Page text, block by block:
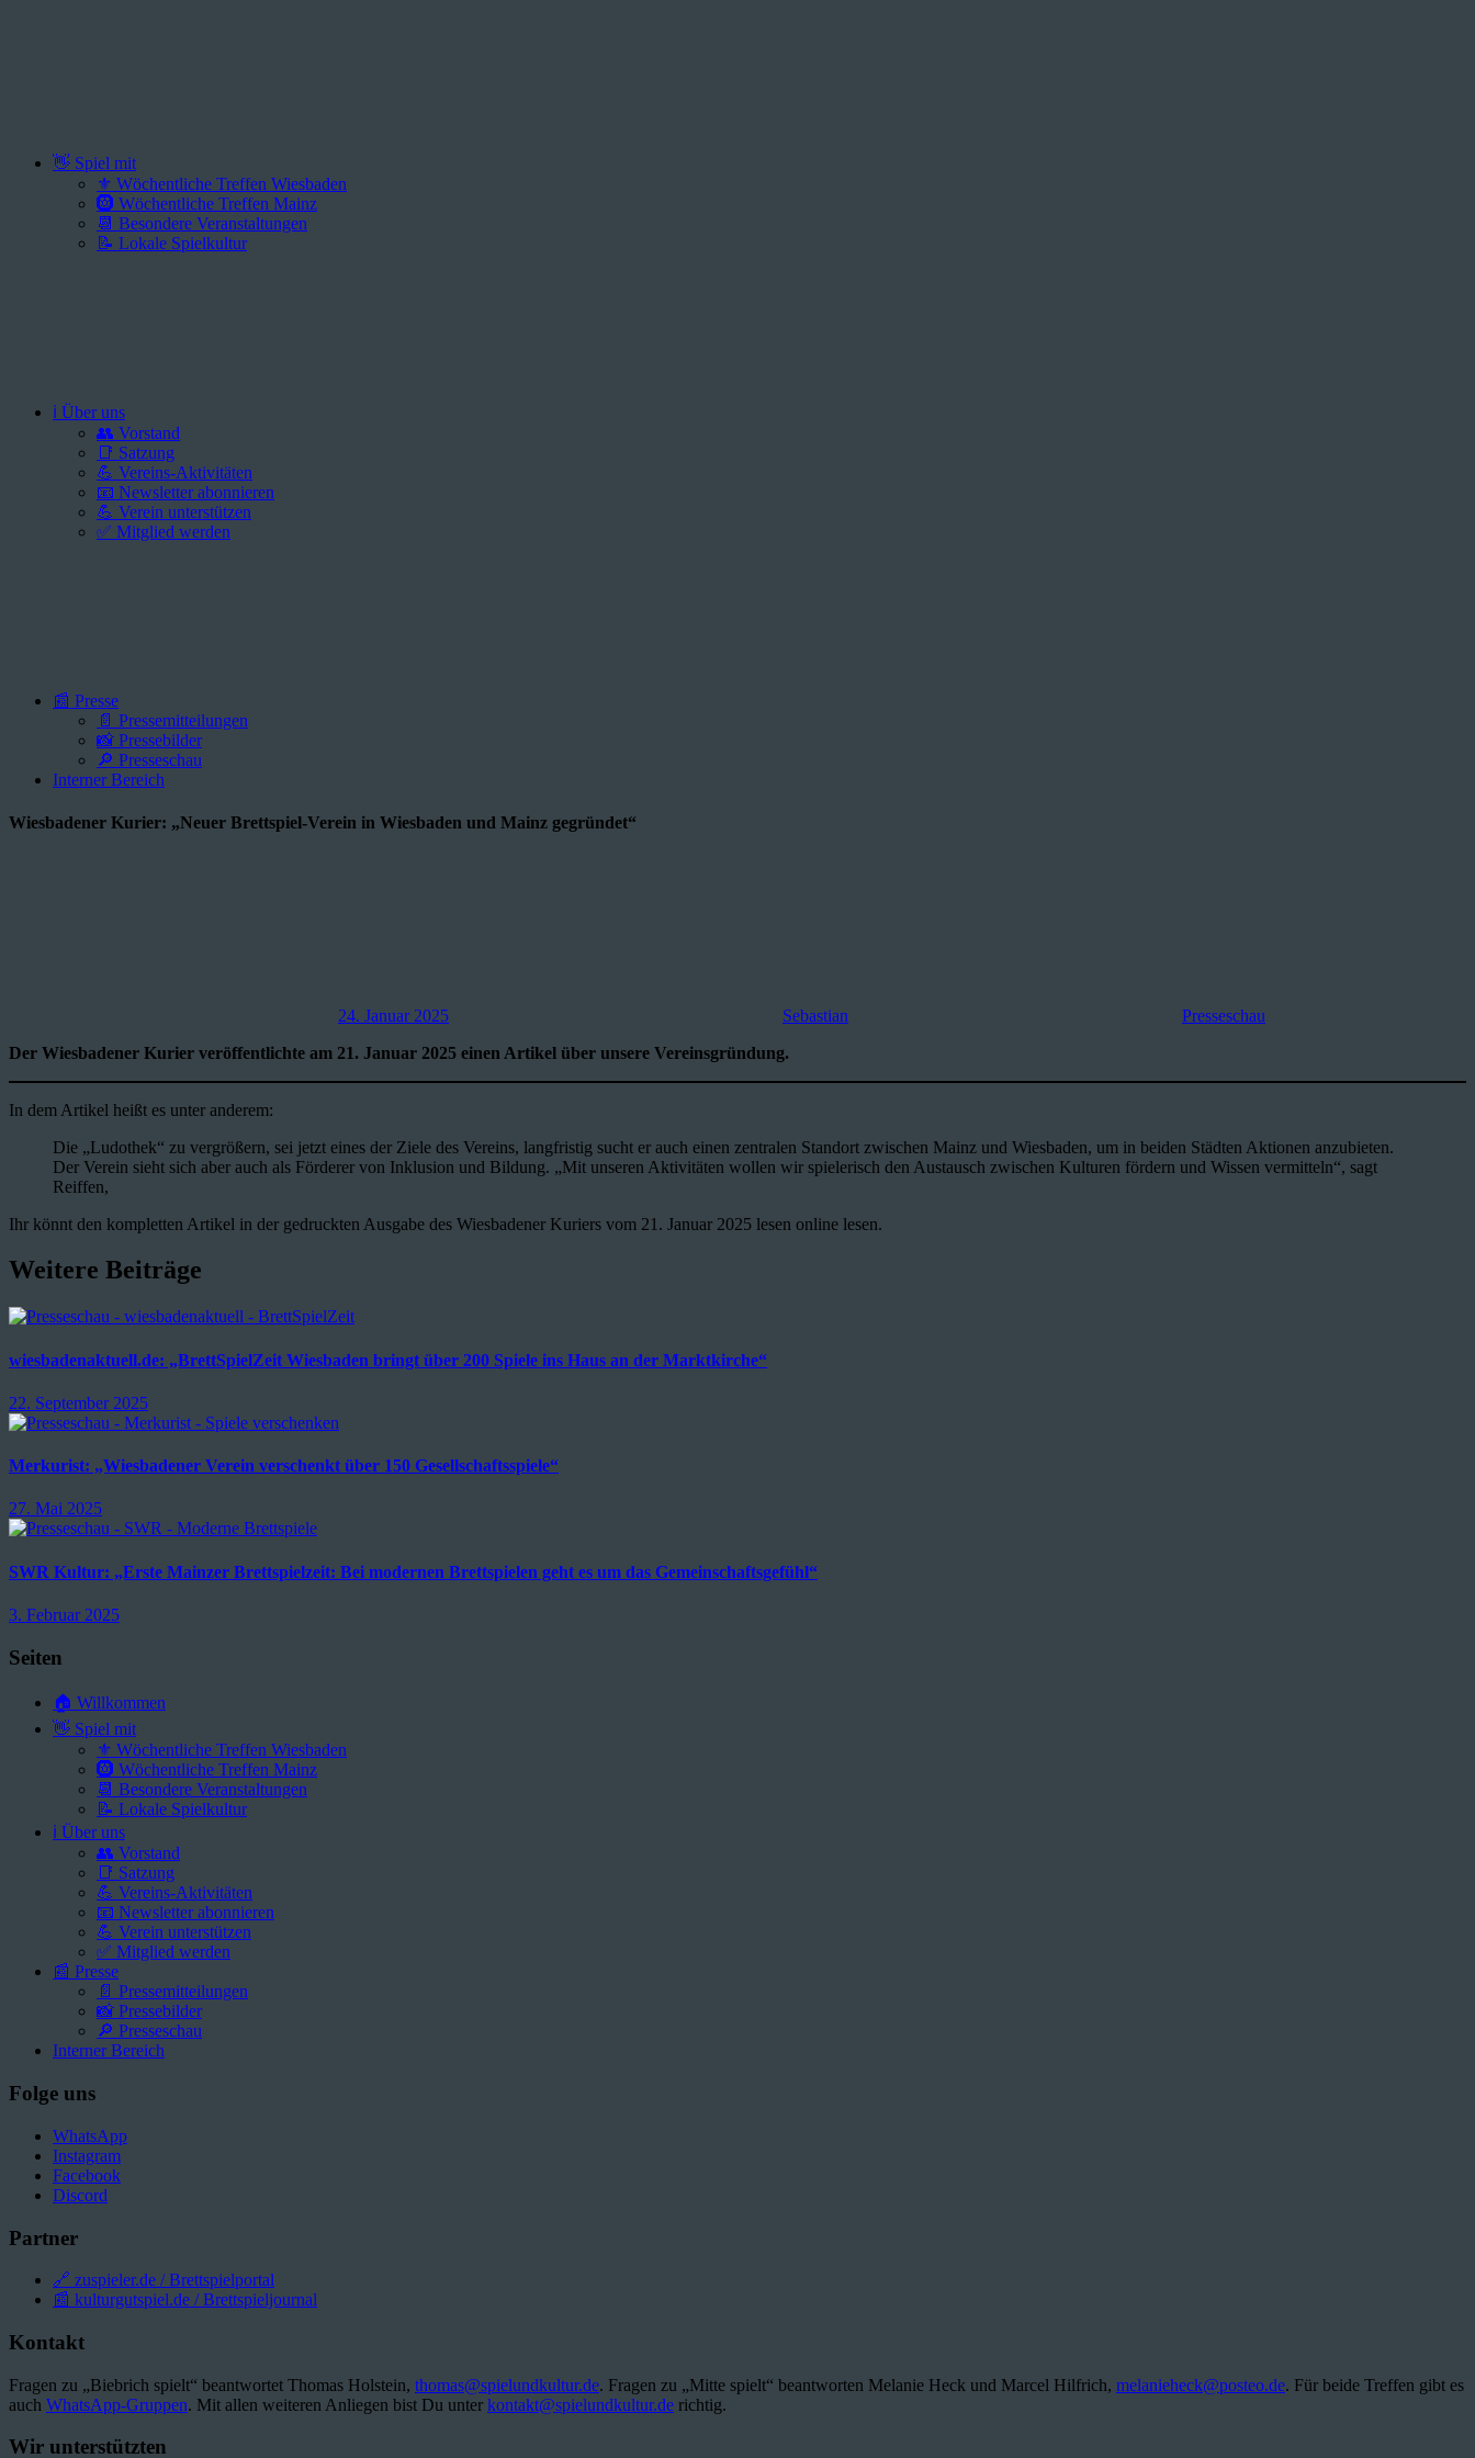
👋 Spiel mit
⚜️ Wöchentliche Treffen Wiesbaden
🛞 Wöchentliche Treffen Mainz
📆 Besondere Veranstaltungen
📝 Lokale Spielkultur
ℹ️ Über uns
👥 Vorstand
📑 Satzung
💪 Vereins-Aktivitäten
📧 Newsletter abonnieren
💪 Verein unterstützen
✅ Mitglied werden
📰 Presse
📄 Pressemitteilungen
📸 Pressebilder
🔎 Presseschau
Interner Bereich
Wiesbadener Kurier: „Neuer Brettspiel-Verein in Wiesbaden und Mainz gegründet“
24. Januar 2025 Sebastian
Presseschau
Der Wiesbadener Kurier veröffentlichte am 21. Januar 2025 einen Artikel über unsere Vereinsgründung.
In dem Artikel heißt es unter anderem:
Die „Ludothek“ zu vergrößern, sei jetzt eines der Ziele des Vereins, langfristig sucht er auch einen zentralen Standort zwischen Mainz und Wiesbaden, um in beiden Städten Aktionen anzubieten.
Der Verein sieht sich aber auch als Förderer von Inklusion und Bildung. „Mit unseren Aktivitäten wollen wir spielerisch den Austausch zwischen Kulturen fördern und Wissen vermitteln“, sagt
Reiffen,
Ihr könnt den kompletten Artikel in der gedruckten Ausgabe des Wiesbadener Kuriers vom 21. Januar 2025 lesen online lesen.
Weitere Beiträge
wiesbadenaktuell.de: „BrettSpielZeit Wiesbaden bringt über 200 Spiele ins Haus an der Marktkirche“
22. September 2025
Merkurist: „Wiesbadener Verein verschenkt über 150 Gesellschaftsspiele“
27. Mai 2025
SWR Kultur: „Erste Mainzer Brettspielzeit: Bei modernen Brettspielen geht es um das Gemeinschaftsgefühl“
3. Februar 2025
Seiten
🏠 Willkommen
👋 Spiel mit
⚜️ Wöchentliche Treffen Wiesbaden
🛞 Wöchentliche Treffen Mainz
📆 Besondere Veranstaltungen
📝 Lokale Spielkultur
ℹ️ Über uns
👥 Vorstand
📑 Satzung
💪 Vereins-Aktivitäten
📧 Newsletter abonnieren
💪 Verein unterstützen
✅ Mitglied werden
📰 Presse
📄 Pressemitteilungen
📸 Pressebilder
🔎 Presseschau
Interner Bereich
Folge uns
WhatsApp
Instagram
Facebook
Discord
Partner
🔗 zuspieler.de / Brettspielportal
📰 kulturgutspiel.de / Brettspieljournal
Kontakt
Fragen zu „Biebrich spielt“ beantwortet Thomas Holstein, thomas@spielundkultur.de. Fragen zu „Mitte spielt“ beantworten Melanie Heck und Marcel Hilfrich, melanieheck@posteo.de. Für beide Treffen gibt es
auch WhatsApp-Gruppen. Mit allen weiteren Anliegen bist Du unter kontakt@spielundkultur.de richtig.
Wir unterstützten